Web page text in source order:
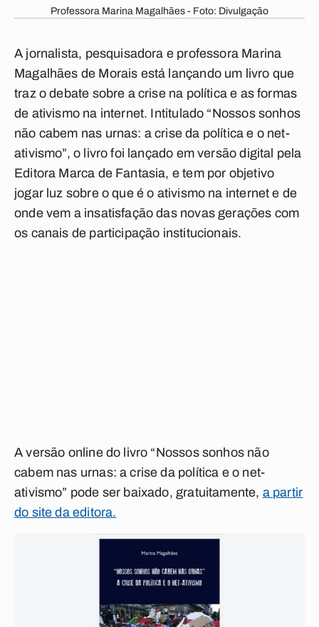
Professora Marina Magalhães - Foto: Divulgação
A jornalista, pesquisadora e professora Marina
Magalhães de Morais está lançando um livro que
traz o debate sobre a crise na política e as formas
de ativismo na internet. Intitulado “Nossos sonhos
não cabem nas urnas: a crise da política e o net-
ativismo”, o livro foi lançado em versão digital pela
Editora Marca de Fantasia, e tem por objetivo
jogar luz sobre o que é o ativismo na internet e de
onde vem a insatisfação das novas gerações com
os canais de participação institucionais.
A versão online do livro “Nossos sonhos não
cabem nas urnas: a crise da política e o net-
ativismo” pode ser baixado, gratuitamente, a partir
do site da editora.